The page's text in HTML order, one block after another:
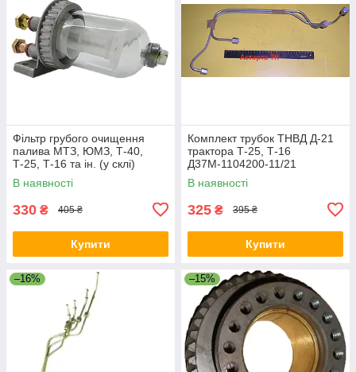
Фільтр грубого очищення
палива МТЗ, ЮМЗ, Т-40,
Т-25, Т-16 та ін. (у склі)
В наявності
330 ₴ 405 ₴
Купити
Комплект трубок ТНВД Д-21
трактора Т-25, Т-16
Д37М-1104200-11/21
В наявності
325 ₴ 395 ₴
Купити
–16% –15%